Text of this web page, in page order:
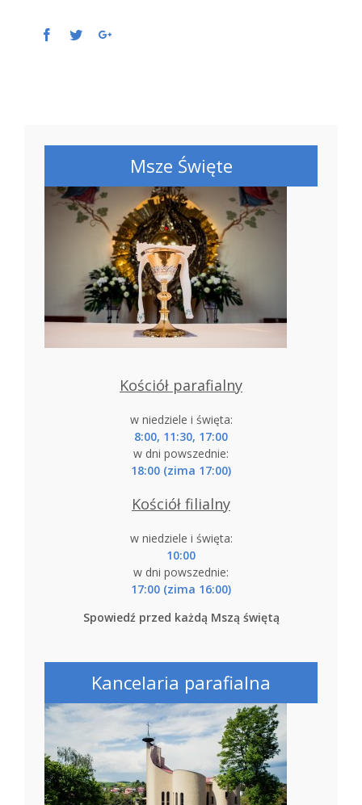
Facebook
TwitterGoogle+
Msze Święte
Kościół parafialny
w niedziele i święta:
8:00, 11:30, 17:00
w dni powszednie:
18:00 (zima 17:00)
Kościół filialny
w niedziele i święta:
10:00
w dni powszednie:
17:00 (zima 16:00)
Spowiedź przed każdą Mszą świętą
Kancelaria parafialna